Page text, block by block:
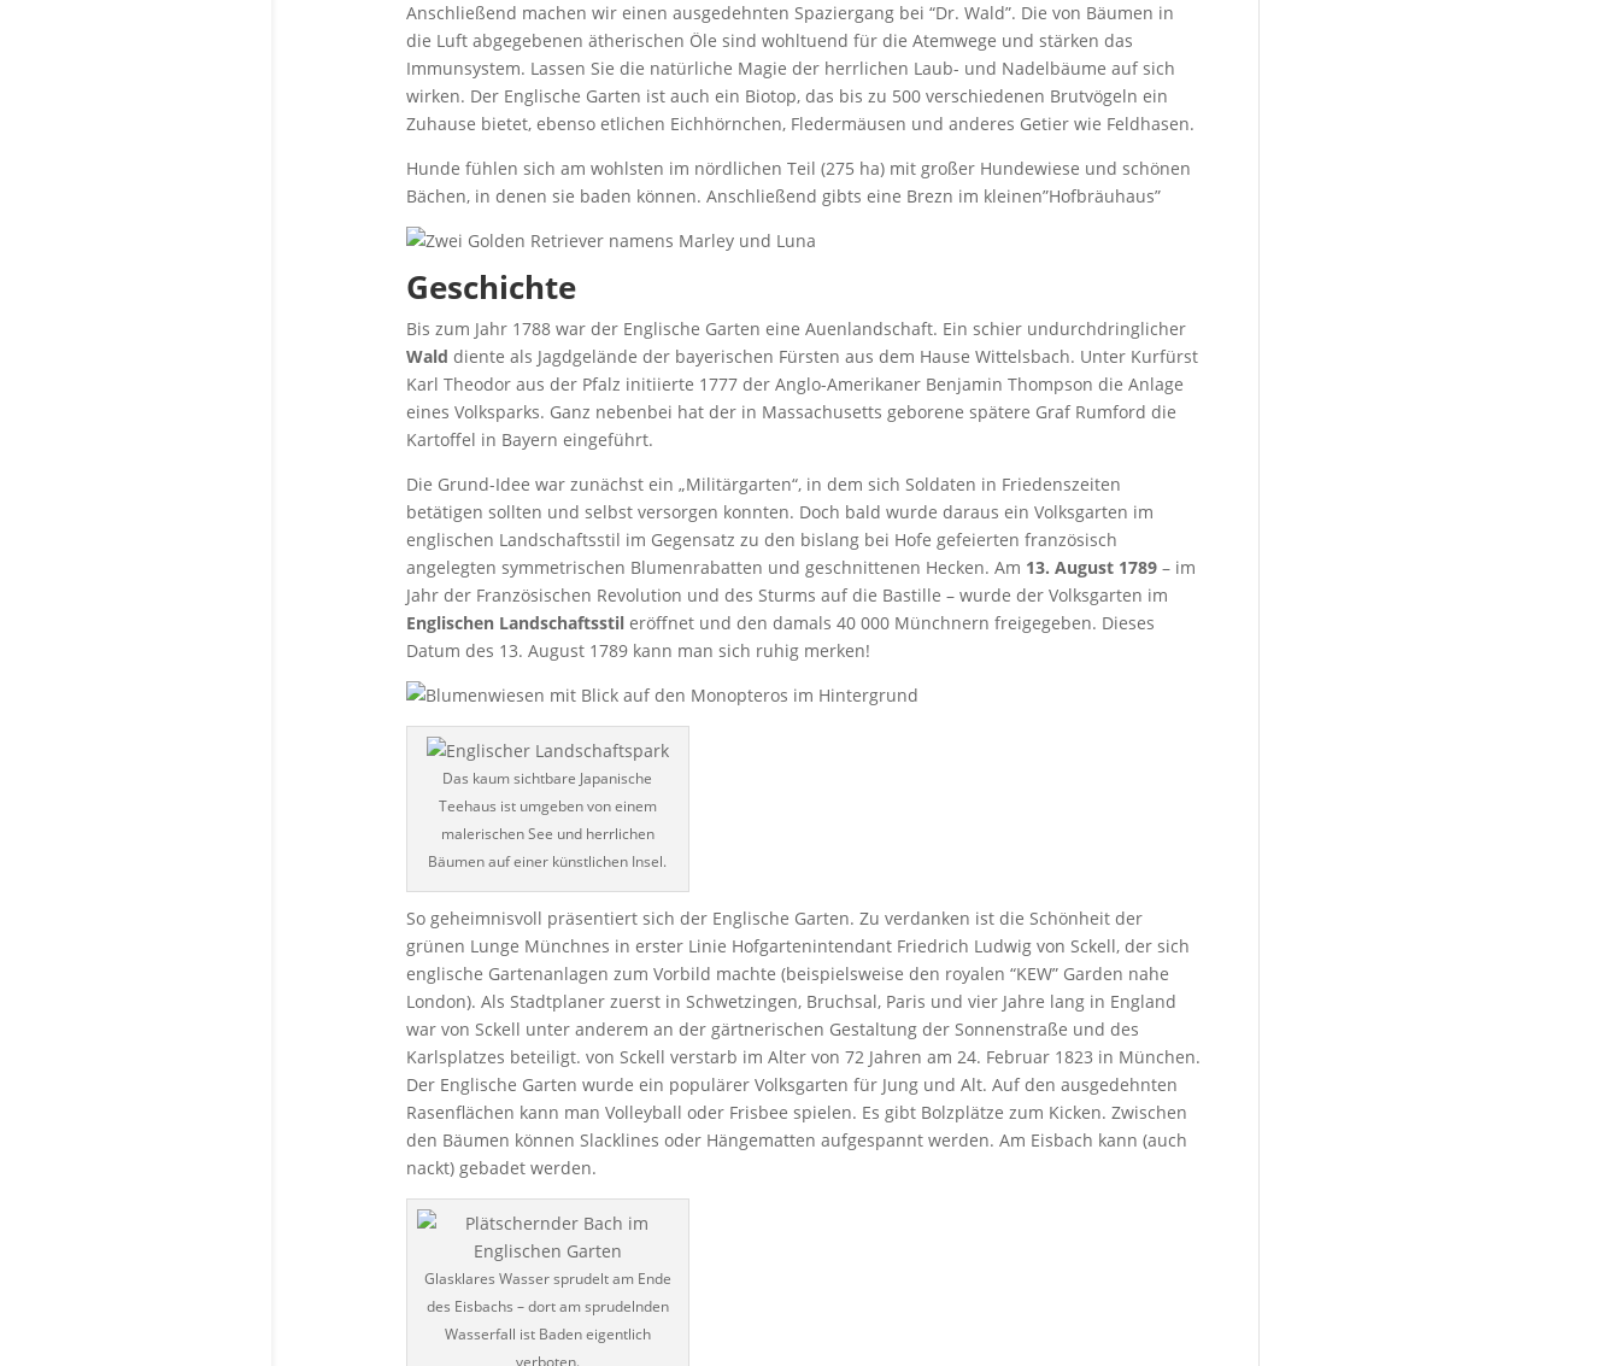
Anschließend machen wir einen ausgedehnten Spaziergang bei “Dr. Wald”. Die von Bäumen in
die Luft abgegebenen ätherischen Öle sind wohltuend für die Atemwege und stärken das
Immunsystem. Lassen Sie die natürliche Magie der herrlichen Laub- und Nadelbäume auf sich
wirken. Der Englische Garten ist auch ein Biotop, das bis zu 500 verschiedenen Brutvögeln ein
Zuhause bietet, ebenso etlichen Eichhörnchen, Fledermäusen und anderes Getier wie Feldhasen.
Hunde fühlen sich am wohlsten im nördlichen Teil (275 ha) mit großer Hundewiese und schönen
Bächen, in denen sie baden können. Anschließend gibts eine Brezn im kleinen”Hofbräuhaus”
Geschichte
Bis zum Jahr 1788 war der Englische Garten eine Auenlandschaft. Ein schier undurchdringlicher
Wald diente als Jagdgelände der bayerischen Fürsten aus dem Hause Wittelsbach. Unter Kurfürst
Karl Theodor aus der Pfalz initiierte 1777 der Anglo-Amerikaner Benjamin Thompson die Anlage
eines Volksparks. Ganz nebenbei hat der in Massachusetts geborene spätere Graf Rumford die
Kartoffel in Bayern eingeführt.
Die Grund-Idee war zunächst ein „Militärgarten“, in dem sich Soldaten in Friedenszeiten
betätigen sollten und selbst versorgen konnten. Doch bald wurde daraus ein Volksgarten im
englischen Landschaftsstil im Gegensatz zu den bislang bei Hofe gefeierten französisch
angelegten symmetrischen Blumenrabatten und geschnittenen Hecken. Am 13. August 1789– im
Jahr der Französischen Revolution und des Sturms auf die Bastille – wurde der Volksgarten im
Englischen Landschaftsstileröffnet und den damals 40 000 Münchnern freigegeben. Dieses
Datum des 13. August 1789 kann man sich ruhig merken!
Das kaum sichtbare Japanische
Teehaus ist umgeben von einem
malerischen See und herrlichen
Bäumen auf einer künstlichen Insel.
So geheimnisvoll präsentiert sich der Englische Garten. Zu verdanken ist die Schönheit der
grünen Lunge Münchnes in erster Linie Hofgartenintendant Friedrich Ludwig von Sckell, der sich
englische Gartenanlagen zum Vorbild machte (beispielsweise den royalen “KEW” Garden nahe
London). Als Stadtplaner zuerst in Schwetzingen, Bruchsal, Paris und vier Jahre lang in England
war von Sckell unter anderem an der gärtnerischen Gestaltung der Sonnenstraße und des
Karlsplatzes beteiligt. von Sckell verstarb im Alter von 72 Jahren am 24. Februar 1823 in München.
Der Englische Garten wurde ein populärer Volksgarten für Jung und Alt. Auf den ausgedehnten
Rasenflächen kann man Volleyball oder Frisbee spielen. Es gibt Bolzplätze zum Kicken. Zwischen
den Bäumen können Slacklines oder Hängematten aufgespannt werden. Am Eisbach kann (auch
nackt) gebadet werden.
Glasklares Wasser sprudelt am Ende
des Eisbachs – dort am sprudelnden
Wasserfall ist Baden eigentlich
verboten.